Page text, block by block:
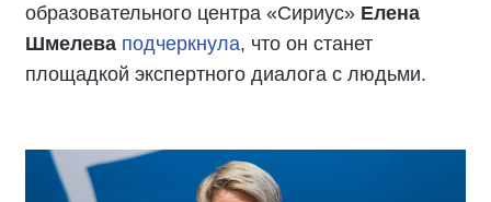
образовательного центра «Сириус» Елена
Шмелева подчеркнула, что он станет
площадкой экспертного диалога с людьми.